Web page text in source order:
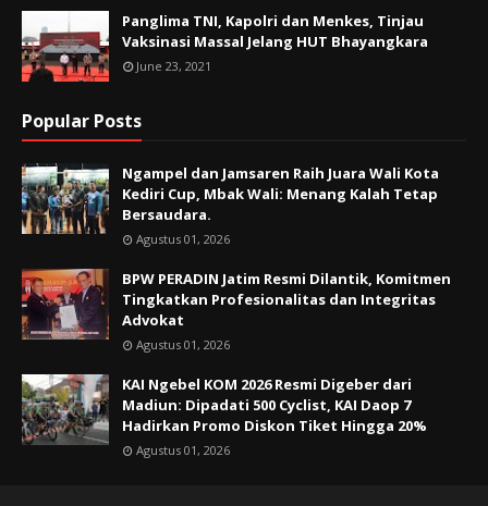
Panglima TNI, Kapolri dan Menkes, Tinjau
Vaksinasi Massal Jelang HUT Bhayangkara
June 23, 2021
Popular Posts
Ngampel dan Jamsaren Raih Juara Wali Kota
Kediri Cup, Mbak Wali: Menang Kalah Tetap
Bersaudara.
Agustus 01, 2026
BPW PERADIN Jatim Resmi Dilantik, Komitmen
Tingkatkan Profesionalitas dan Integritas
Advokat
Agustus 01, 2026
KAI Ngebel KOM 2026 Resmi Digeber dari
Madiun: Dipadati 500 Cyclist, KAI Daop 7
Hadirkan Promo Diskon Tiket Hingga 20%
Agustus 01, 2026